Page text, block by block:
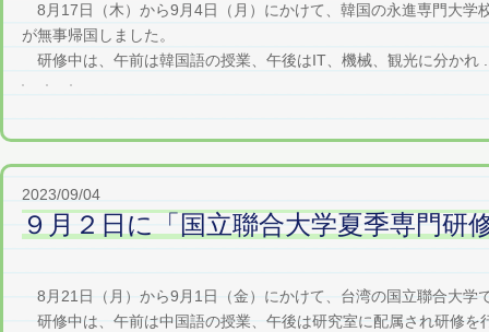
8月17日（木）から9月4日（月）にかけて、韓国の永進専門大学
が無事帰国しました。
研修中は、午前は韓国語の授業、午後はIT、機械、観光に分かれ
2023/09/04
９月２日に「国立聯合大学夏季専門
8月21日（月）から9月1日（金）にかけて、台湾の国立聯合大学
研修中は、午前は中国語の授業、午後は研究室に配属され研修を